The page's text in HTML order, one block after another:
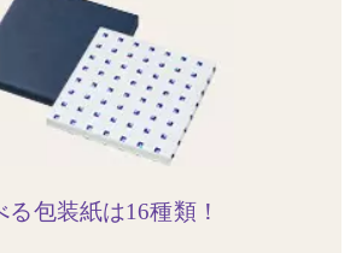
る包装紙は16種類！